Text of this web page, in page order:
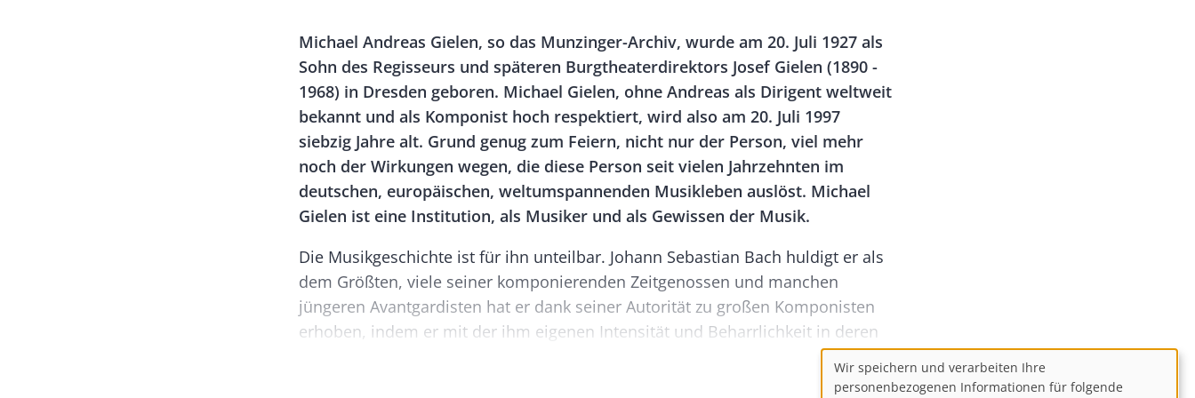
Rectangle
Left
Rectangle
Right
Body
Michael Andreas Gielen, so das Munzinger-Archiv, wurde am 20. Juli 1927 als
Sohn des Regisseurs und späteren Burgtheaterdirektors Josef Gielen (1890 -
1968) in Dresden geboren. Michael Gielen, ohne Andreas als Dirigent weltweit
bekannt und als Komponist hoch respektiert, wird also am 20. Juli 1997
siebzig Jahre alt. Grund genug zum Feiern, nicht nur der Person, viel mehr
noch der Wirkungen wegen, die diese Person seit vielen Jahrzehnten im
deutschen, europäischen, weltumspannenden Musikleben auslöst. Michael
Gielen ist eine Institution, als Musiker und als Gewissen der Musik.
Die Musikgeschichte ist für ihn unteilbar. Johann Sebastian Bach huldigt er als
dem Größten, viele seiner komponierenden Zeitgenossen und manchen
jüngeren Avantgardisten hat er dank seiner Autorität zu großen Komponisten
erhoben, indem er mit der ihm eigenen Intensität und Beharrlichkeit in deren
Partituren das Geniale aufspürte.Es gibt Augenblicke, denen ein höherer Sinn
innezuwohnen scheint. Ein solcher Augenblick ereignete sich vor kurzem in
Use
Wir speichern und verarbeiten Ihre
personenbezogenen Informationen für folgende